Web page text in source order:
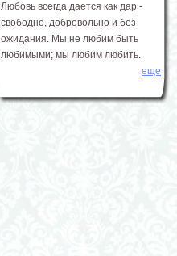
Любовь всегда дается как дар -
свободно, добровольно и без
ожидания. Мы не любим быть
любимыми; мы любим любить.
еще